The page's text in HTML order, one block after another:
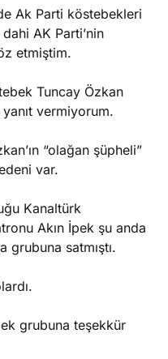
Ak Parti köstebekleri
AK Parti’nin
etmiştim.
Tuncay Özkan
vermiyorum.
“olağan şüpheli”
var.
Kanaltürk
Akın İpek şu anda
satmıştı.
grubuna teşekkür